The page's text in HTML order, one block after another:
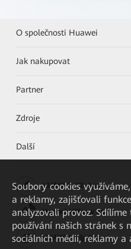
O společnosti Huawei
Jak nakupovat
Partner
Zdroje
Další
HUAWEI eKit App
Huawei HiKnow App
HUAWEI eFly App
Soubory cookies
a reklamy, zajišťovali
analyzovali provoz.
používání našich stránek s
sociálních médií, reklamy a